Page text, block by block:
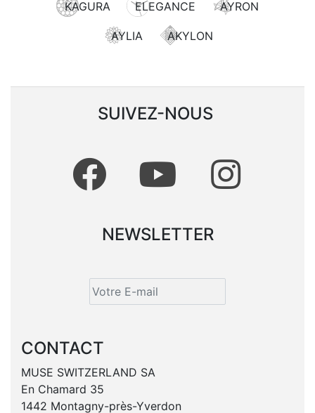
KAGURA ELEGANCE AYRON
AYLIA AKYLON
SUIVEZ-NOUS
NEWSLETTER
CONTACT
MUSE SWITZERLAND SA
En Chamard 35
1442 Montagny-près-Yverdon